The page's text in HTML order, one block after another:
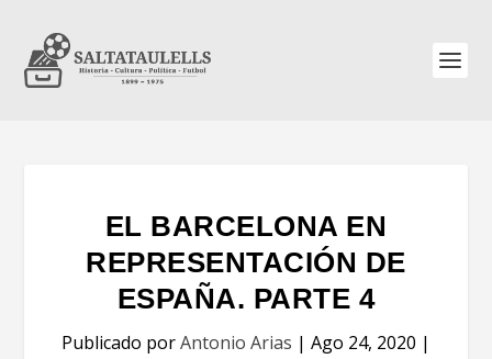
EL BARCELONA EN
REPRESENTACIÓN DE
ESPAÑA. PARTE 4
Publicado porAntonio Arias | Ago 24, 2020 |